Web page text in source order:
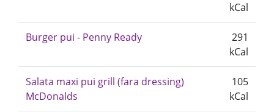
kCal
Burger pui - Penny Ready
291
kCal
Salata maxi pui grill (fara dressing)
McDonalds
105
kCal